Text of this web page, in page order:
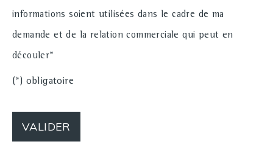
informations soient utilisées dans le cadre de ma
demande et de la relation commerciale qui peut en
découler*
(*) obligatoire